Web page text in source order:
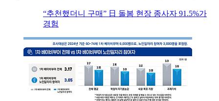
“추천했더니 구매” 日 돌봄 현장 종사자 91.5%가
경험